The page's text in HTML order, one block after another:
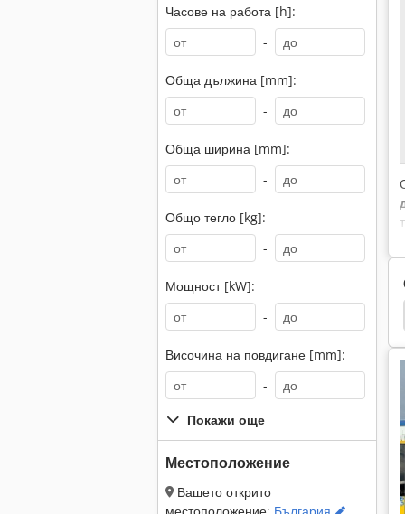
Часове на работа [h]:
-
Обща дължина [mm]:
-
Обща ширина [mm]:
-
Общо тегло [kg]:
-
Мощност [kW]:
-
Височина на повдигане [mm]:
-
Покажи още
Местоположение
Вашето открито
Ducato Случай Fiat 780